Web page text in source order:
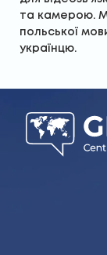
та камерою.
польської
українцю.